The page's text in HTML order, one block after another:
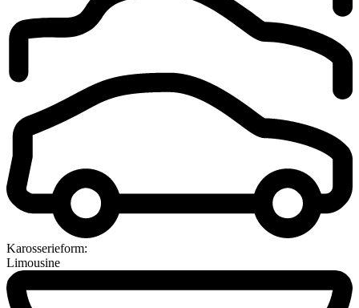
Karosserieform:
Limousine